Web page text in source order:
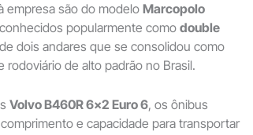
empresa são do modeloMarcopolo
popularmente comodouble
dois andares que se consolidou como
de alto padrão no Brasil.
Volvo B460R 6×2 Euro 6, os ônibus
e capacidade para transportar